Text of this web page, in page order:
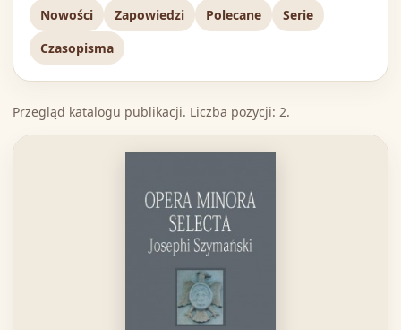
Nowości Zapowiedzi Polecane
Serie
Czasopisma
Przegląd katalogu publikacji. Liczba pozycji: 2.